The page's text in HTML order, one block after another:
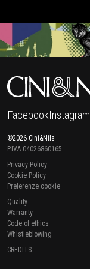
FacebookInstagram
©2026 Cini&Nils
P.IVA 04026860165
Privacy Policy
Cookie Policy
Preferenze cookie
Quality
Warranty
Code of ethics
Whistleblowing
CREDITS